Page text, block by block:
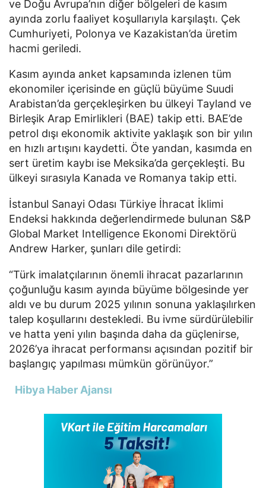
ve Doğu Avrupa’nın diğer bölgeleri de kasım
ayında zorlu faaliyet koşullarıyla karşılaştı. Çek
Cumhuriyeti, Polonya ve Kazakistan’da üretim
hacmi geriledi.
Kasım ayında anket kapsamında izlenen tüm
ekonomiler içerisinde en güçlü büyüme Suudi
Arabistan’da gerçekleşirken bu ülkeyi Tayland ve
Birleşik Arap Emirlikleri (BAE) takip etti. BAE’de
petrol dışı ekonomik aktivite yaklaşık son bir yılın
en hızlı artışını kaydetti. Öte yandan, kasımda en
sert üretim kaybı ise Meksika’da gerçekleşti. Bu
ülkeyi sırasıyla Kanada ve Romanya takip etti.
İstanbul Sanayi Odası Türkiye İhracat İklimi
Endeksi hakkında değerlendirmede bulunan S&P
Global Market Intelligence Ekonomi Direktörü
Andrew Harker, şunları dile getirdi:
“Türk imalatçılarının önemli ihracat pazarlarının
çoğunluğu kasım ayında büyüme bölgesinde yer
aldı ve bu durum 2025 yılının sonuna yaklaşılırken
talep koşullarını destekledi. Bu ivme sürdürülebilir
ve hatta yeni yılın başında daha da güçlenirse,
2026’ya ihracat performansı açısından pozitif bir
başlangıç yapılması mümkün görünüyor.”
Hibya Haber Ajansı